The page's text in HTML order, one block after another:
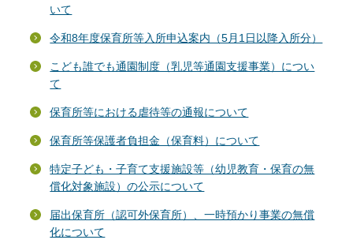
いて
令和8年度保育所等入所申込案内（5月1日以降入所分）
こども誰でも通園制度（乳児等通園支援事業）につい
て
保育所等における虐待等の通報について
保育所等保護者負担金（保育料）について
特定子ども・子育て支援施設等（幼児教育・保育の無
償化対象施設）の公示について
届出保育所（認可外保育所）、一時預かり事業の無償
化について